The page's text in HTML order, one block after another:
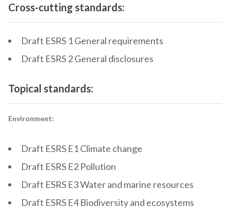
Cross-cutting standards:
Draft ESRS 1 General requirements
Draft ESRS 2 General disclosures
Topical standards:
Environment:
Draft ESRS E1 Climate change
Draft ESRS E2 Pollution
Draft ESRS E3 Water and marine resources
Draft ESRS E4 Biodiversity and ecosystems